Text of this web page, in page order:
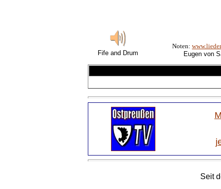
Fife and Drum
Noten:
Eugen von
Seit